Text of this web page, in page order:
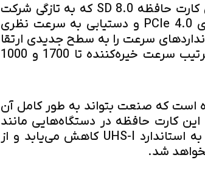
، این کارت حافظه SD 8.0 که به تازگی شرکت
لکسار معرفی کرده با استفاده از فناوری PCIe 4.0 و دستیابی به سرعت نظری
ثانیه، استانداردهای سرعت را به سطح جدیدی ارتقا
داده است و در خواندن و نوشتن به ترتیب سرعت خیره‌کننده تا 1700 و 1000
است که صنعت بتواند به طور کامل آن
کارت حافظه در دستگاه‌هایی مانند
دوربین‌ها استفاده می‌شود، عملکرد آن به استاندارد UHS-I کاهش می‌یابد و از
شد.